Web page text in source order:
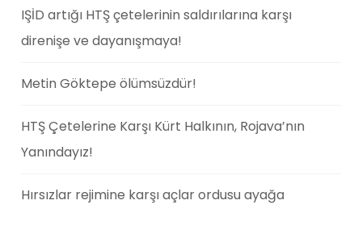
IŞİD artığı HTŞ çetelerinin saldırılarına karşı
direnişe ve dayanışmaya!
Metin Göktepe ölümsüzdür!
HTŞ Çetelerine Karşı Kürt Halkının, Rojava’nın
Yanındayız!
Hırsızlar rejimine karşı açlar ordusu ayağa